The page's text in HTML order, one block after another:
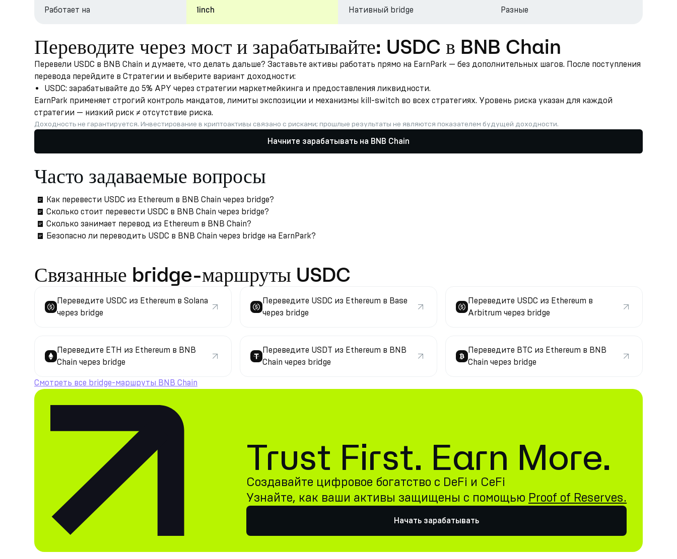
Работает на 1inch Нативный bridge Разные
Переводите через мост и зарабатывайте: USDC в BNB Chain
Перевели USDC в BNB Chain и думаете, что делать дальше? Заставьте активы работать прямо на EarnPark — без дополнительных шагов. После поступления
перевода перейдите в Стратегии и выберите вариант доходности:
USDC: зарабатывайте до 5% APY через стратегии маркетмейкинга и предоставления ликвидности.
EarnPark применяет строгий контроль мандатов, лимиты экспозиции и механизмы kill-switch во всех стратегиях. Уровень риска указан для каждой
стратегии — низкий риск ≠ отсутствие риска.
Доходность не гарантируется. Инвестирование в криптоактивы связано с рисками; прошлые результаты не являются показателем будущей доходности.
Начните зарабатывать на BNB Chain
Часто задаваемые вопросы
Как перевести USDC из Ethereum в BNB Chain через bridge?
Сколько стоит перевести USDC в BNB Chain через bridge?
Сколько занимает перевод из Ethereum в BNB Chain?
Безопасно ли переводить USDC в BNB Chain через bridge на EarnPark?
Связанные bridge-маршруты USDC
Переведите USDC из Ethereum в Solana
через bridge
Переведите USDC из Ethereum в Base
через bridge
Переведите USDC из Ethereum в
Arbitrum через bridge
Переведите ETH из Ethereum в BNB
Chain через bridge
Переведите USDT из Ethereum в BNB
Chain через bridge
Переведите BTC из Ethereum в BNB
Chain через bridge
Смотреть все bridge-маршруты BNB Chain
Trust First. Earn More.
Создавайте цифровое богатство с DeFi и CeFi
Узнайте, как ваши активы защищены с помощью Proof of Reserves.
Начать зарабатывать